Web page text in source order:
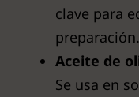
clave para
preparación.
Aceite de
Se usa en